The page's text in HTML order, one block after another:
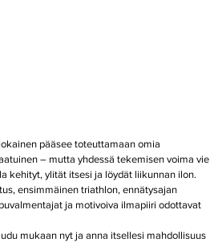
pääsee toteuttamaan omia
– mutta yhdessä tekemisen voima vie
kehityt, ylität itsesi ja löydät liikunnan ilon.
ensimmäinen triathlon, ennätysajan
ja motivoiva ilmapiiri odottavat
mukaan nyt ja anna itsellesi mahdollisuus